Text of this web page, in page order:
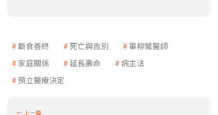
斷食善終 死亡與告別
畢柳鶯醫師
家庭關係
延長壽命
病主法
預立醫療決定